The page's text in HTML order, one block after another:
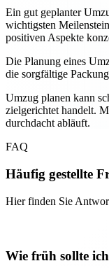
Ein gut geplanter
wichtigsten
positiven Aspekte
Die Planung eines
die sorgfältige
Umzug planen kann
zielgerichtet handelt.
durchdacht abläuft.
FAQ
Häufig gestellte
Hier finden Sie
Wie früh sollte